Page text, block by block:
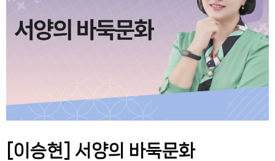
[이승현] 서양의 바둑문화